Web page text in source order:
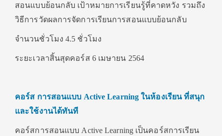
สอนแบบย้อนกลับ เป้าหมายการเรียนรู้ที่คาดหวัง รวมถึง
วิธีการวัดผลการจัดการเรียนการสอนแบบย้อนกลับ
จำนวนชั่วโมง 4.5 ชั่วโมง
ระยะเวลาสิ้นสุดคอร์ส 6 เมษายน 2564
คอร์ส การสอนแบบ Active Learning ในห้องเรียน ที่สนุก
และใช้งานได้ทันที
คอร์สการสอนแบบ Active Learning เป็นคอร์สการเรียน